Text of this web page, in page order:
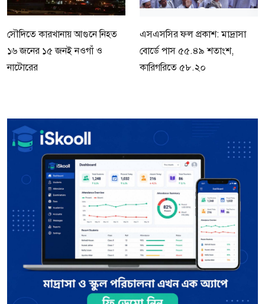
সৌদিতে কারখানায় আগুনে নিহত
১৬ জনের ১৫ জনই নওগাঁ ও
নাটোরের
এসএসসির ফল প্রকাশ: মাদ্রাসা
বোর্ডে পাস ৫৫.৪৯ শতাংশ,
কারিগরিতে ৫৮.২০